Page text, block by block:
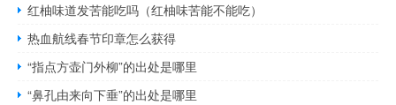
红柚味道发苦能吃吗（红柚味苦能不能吃）
热血航线春节印章怎么获得
“指点方壶门外柳”的出处是哪里
“鼻孔由来向下垂”的出处是哪里